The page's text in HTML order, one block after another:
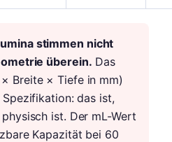
stimmen nicht
überein. Das
Breite × Tiefe in mm)
das ist,
ist. Der mL-Wert
Kapazität bei 60